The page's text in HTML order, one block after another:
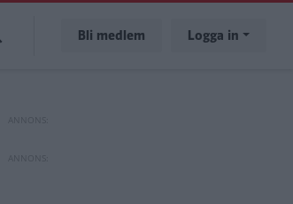
Bli medlem Logga in